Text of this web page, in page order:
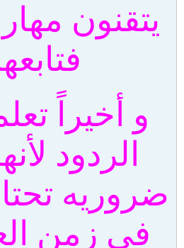
يتقنون
و أخيراً
الردود
ضروريه
في زمن